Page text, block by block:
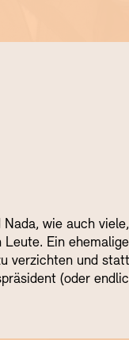
wie auch
Ein
verzichten und
(oder